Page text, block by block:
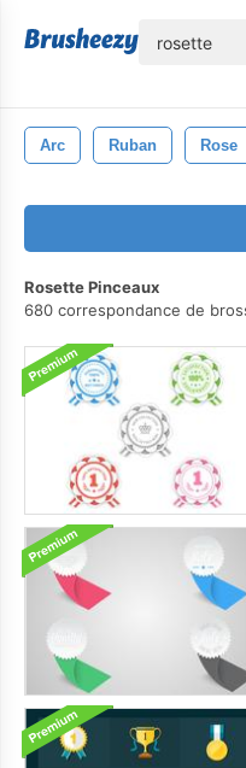
Arc Ruban Rose
Rosette Pinceaux
680 correspondance de